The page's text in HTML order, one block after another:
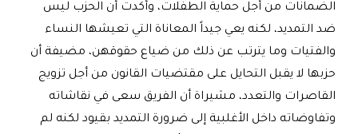
الضمانات من أجل حماية الطفلات، وأكدت أن الحزب ليس
ضد التمديد، لكنه يعي جيداً المعاناة التي تعيشها النساء
والفتيات وما يترتب عن ذلك من ضياع حقوقهن، مضيفة أن
حزبها لا يقبل التحايل على مقتضيات القانون من أجل تزويج
القاصرات والتعدد، مشيراة أن الفريق سعى في نقاشاته
وتفاوضاته داخل الأغلبية إلى ضرورة التمديد بقيود لكنه لم